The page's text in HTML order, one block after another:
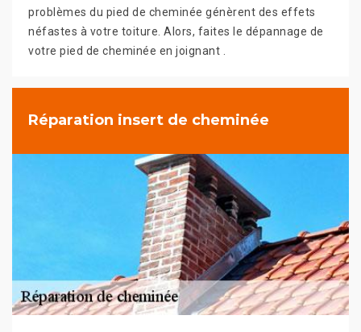
problèmes du pied de cheminée génèrent des effets
néfastes à votre toiture. Alors, faites le dépannage de
votre pied de cheminée en joignant .
Réparation insert de cheminée